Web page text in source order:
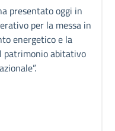
presentato oggi in
per la messa in
energetico e la
patrimonio abitativo